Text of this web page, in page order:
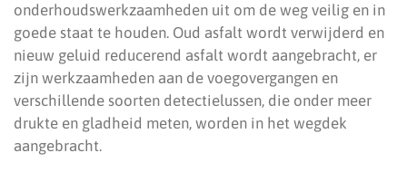
onderhoudswerkzaamheden uit om de weg veilig en in
goede staat te houden. Oud asfalt wordt verwijderd en
nieuw geluid reducerend asfalt wordt aangebracht, er
zijn werkzaamheden aan de voegovergangen en
verschillende soorten detectielussen, die onder meer
drukte en gladheid meten, worden in het wegdek
aangebracht.